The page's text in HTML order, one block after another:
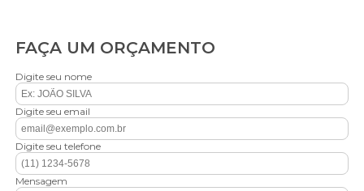
FAÇA UM ORÇAMENTO
Digite seu nome
Digite seu email
Digite seu telefone
Mensagem